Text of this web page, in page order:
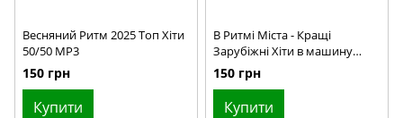
Весняний Ритм 2025 Топ Хіти
50/50 MP3
150 грн
Купити
В Ритмі Міста - Кращі
Зарубіжні Хіти в машину
2025, MP3
150 грн
Купити